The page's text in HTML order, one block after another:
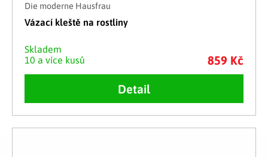
Die moderne Hausfrau
Vázací kleště na rostliny
Skladem
10 a více kusů
859 Kč
Detail